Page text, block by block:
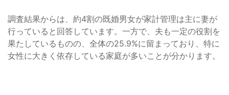
調査結果からは、約4割の既婚男女が家計管理は主に妻が
行っていると回答しています。一方で、夫も一定の役割を
果たしているものの、全体の25.9%に留まっており、特に
女性に大きく依存している家庭が多いことが分かります。